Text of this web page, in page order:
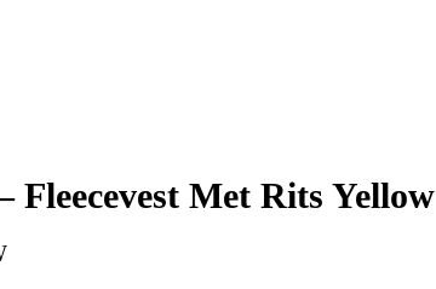
Fleecevest Met Rits Yellow